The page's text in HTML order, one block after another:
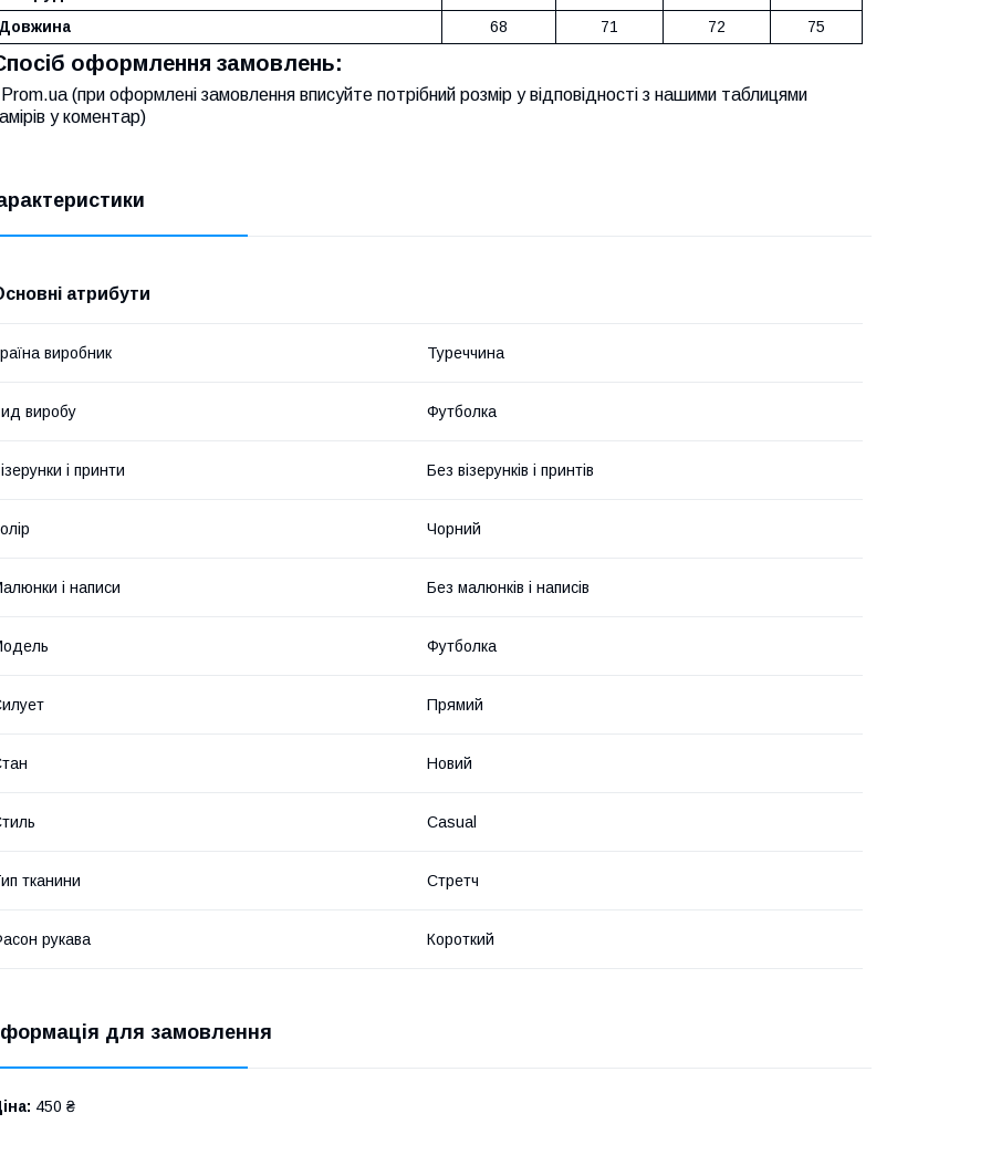
68 71 72 75
оформлення замовлень:
Prom.ua (при оформлені замовлення вписуйте потрібний розмір у відповідності з нашими таблицями
у коментар)
атрибути
виробник Туреччина
виробу Футболка
і принти Без візерунків і принтів
Чорний
і написи Без малюнків і написів
Футболка
Прямий
Новий
Casual
тканини Стретч
рукава Короткий
для замовлення
450 ₴